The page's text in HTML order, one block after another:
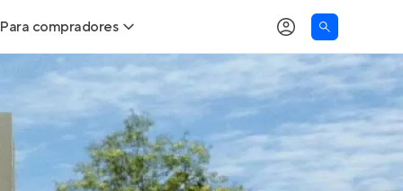
Para compradores
Buscar um imóvel novo
Calcule seu Poder de Compra
Comprar x Alugar